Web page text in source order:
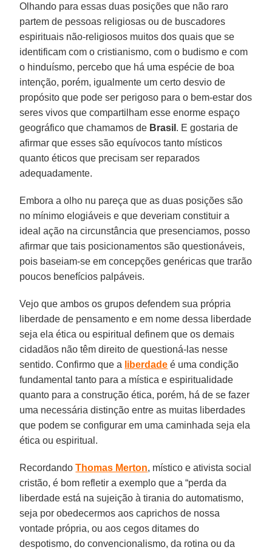
Olhando para essas duas posições que não raro
partem de pessoas religiosas ou de buscadores
espirituais não-religiosos muitos dos quais que se
identificam com o cristianismo, com o budismo e com
o hinduísmo, percebo que há uma espécie de boa
intenção, porém, igualmente um certo desvio de
propósito que pode ser perigoso para o bem-estar dos
seres vivos que compartilham esse enorme espaço
geográfico que chamamos de Brasil . E gostaria de
afirmar que esses são equívocos tanto místicos
quanto éticos que precisam ser reparados
adequadamente.
Embora a olho nu pareça que as duas posições são
no mínimo elogiáveis e que deveriam constituir a
ideal ação na circunstância que presenciamos, posso
afirmar que tais posicionamentos são questionáveis,
pois baseiam-se em concepções genéricas que trarão
poucos benefícios palpáveis.
Vejo que ambos os grupos defendem sua própria
liberdade de pensamento e em nome dessa liberdade
seja ela ética ou espiritual definem que os demais
cidadãos não têm direito de questioná-las nesse
sentido. Confirmo que a liberdade é uma condição
fundamental tanto para a mística e espiritualidade
quanto para a construção ética, porém, há de se fazer
uma necessária distinção entre as muitas liberdades
que podem se configurar em uma caminhada seja ela
ética ou espiritual.
RecordandoThomas Merton, místico e ativista social
cristão, é bom refletir a exemplo que a “perda da
liberdade está na sujeição à tirania do automatismo,
seja por obedecermos aos caprichos de nossa
vontade própria, ou aos cegos ditames do
despotismo, do convencionalismo, da rotina ou da